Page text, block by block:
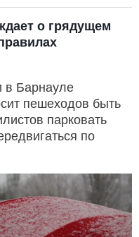
о грядущем
в Барнауле
пешеходов быть
парковать
по